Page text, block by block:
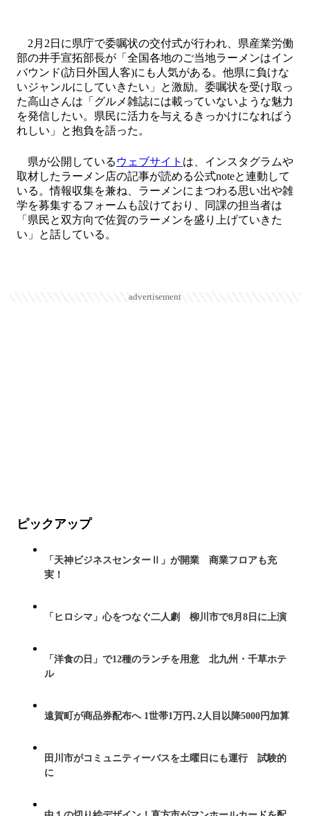
2月2日に県庁で委嘱状の交付式が行われ、県産業労働
部の井手宣拓部長が「全国各地のご当地ラーメンはイン
バウンド(訪日外国人客)にも人気がある。他県に負けな
いジャンルにしていきたい」と激励。委嘱状を受け取っ
た高山さんは「グルメ雑誌には載っていないような魅力
を発信したい。県民に活力を与えるきっかけになればう
れしい」と抱負を語った。
県が公開している ウェブサイト は、インスタグラムや
取材したラーメン店の記事が読める公式noteと連動して
いる。情報収集を兼ね、ラーメンにまつわる思い出や雑
学を募集するフォームも設けており、同課の担当者は
「県民と双方向で佐賀のラーメンを盛り上げていきた
い」と話している。
advertisement
ピックアップ
「天神ビジネスセンターⅡ」が開業 商業フロアも充
実！
「ヒロシマ」心をつなぐ二人劇 柳川市で8月8日に上演
「洋食の日」で12種のランチを用意 北九州・千草ホテ
ル
遠賀町が商品券配布へ 1世帯1万円､2人目以降5000円加算
田川市がコミュニティーバスを土曜日にも運行 試験的
に